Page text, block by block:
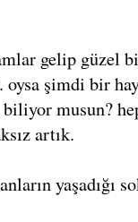
gelip güzel bir
oysa şimdi bir
musun?
artık.
yaşadığı